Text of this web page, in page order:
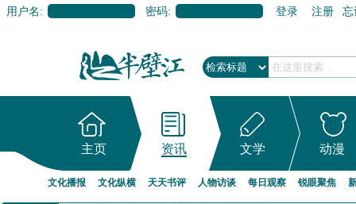
用户名: 密码: 登录 注册 忘
主页 资讯 文学 动漫
文化播报 文化纵横 天天书评 人物访谈 每日观察 锐眼聚焦